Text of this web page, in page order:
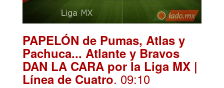
PAPELÓN de Pumas, Atlas y
Pachuca... Atlante y Bravos
DAN LA CARA por la Liga MX |
Línea de Cuatro. 09:10